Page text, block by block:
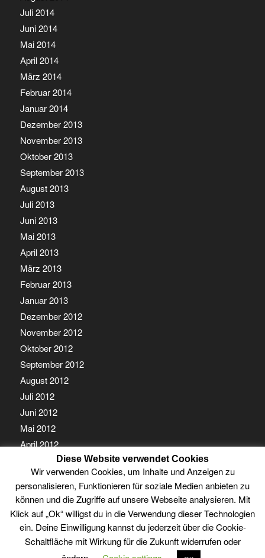
Juli 2014
Juni 2014
Mai 2014
April 2014
März 2014
Februar 2014
Januar 2014
Dezember 2013
November 2013
Oktober 2013
September 2013
August 2013
Juli 2013
Juni 2013
Mai 2013
April 2013
März 2013
Februar 2013
Januar 2013
Dezember 2012
November 2012
Oktober 2012
September 2012
August 2012
Juli 2012
Juni 2012
Mai 2012
April 2012
März 2012
Februar 2012
Januar 2012
Diese Website verwendet Cookies
Wir verwenden Cookies, um Inhalte und Anzeigen zu
personalisieren, Funktionieren für soziale Medien anbieten zu
können und die Zugriffe auf unsere Webseite analysieren. Mit
Klick auf „Ok“ willigst du in die Verwendung dieser Technologien
ein. Deine Einwilligung kannst du jederzeit über die Cookie-
Schaltfläche mit Wirkung für die Zukunft widerrufen oder